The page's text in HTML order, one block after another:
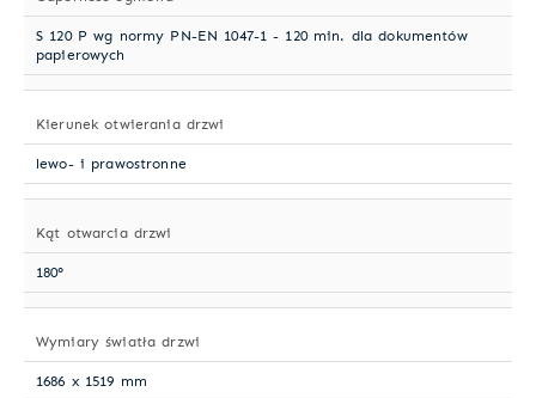
S 120 P wg normy PN-EN 1047-1 - 120 min. dla dokumentów
papierowych
Kierunek otwierania drzwi
lewo- i prawostronne
Kąt otwarcia drzwi
180°
Wymiary światła drzwi
1686 x 1519 mm